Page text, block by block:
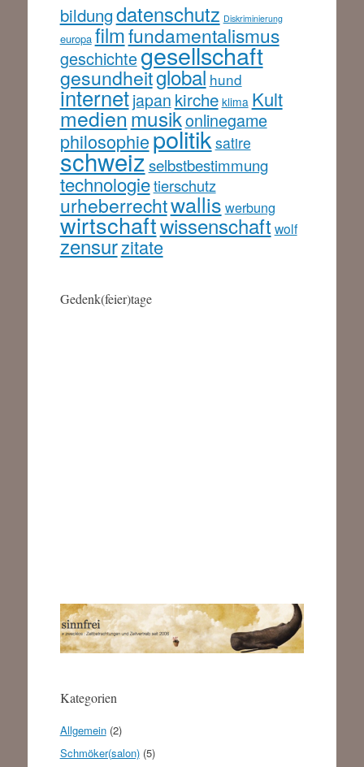
bildungdatenschutz Diskriminierung
europa filmfundamentalismus
geschichtegesellschaft
gesundheitglobal hund
internetjapan kirche klima Kult
medienmusikonlinegame
philosophiepolitiksatire
schweizselbstbestimmung
technologietierschutz
urheberrechtwallis werbung
wirtschaftwissenschaft wolf
zensurzitate
Gedenk(feier)tage
Kategorien
Allgemein(2)
Schmöker(salon)(5)